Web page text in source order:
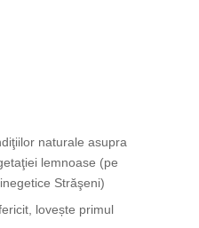
naturale asupra
lemnoase (pe
Străşeni)
lovește primul